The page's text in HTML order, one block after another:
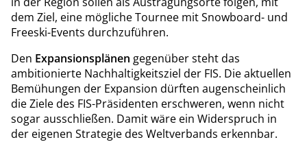
dem Ziel, eine mögliche Tournee mit Snowboard- und
Freeski-Events durchzuführen.
Den Expansionsplänen gegenüber steht das
ambitionierte Nachhaltigkeitsziel der FIS. Die aktuellen
Bemühungen der Expansion dürften augenscheinlich
die Ziele des FIS-Präsidenten erschweren, wenn nicht
sogar ausschließen. Damit wäre ein Widerspruch in
der eigenen Strategie des Weltverbands erkennbar.